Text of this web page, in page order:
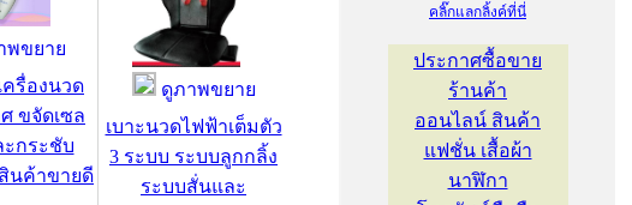
พขยาย
ครื่องนวด
ขจัดเซล
กระชับ
ดูภาพขยาย
เบาะนวดไฟฟ้าเต็มตัว
3 ระบบ ระบบลูกกลิ้ง
ระบบสั่นและ
คลิ๊กแลกลิ้งค์ที่นี่